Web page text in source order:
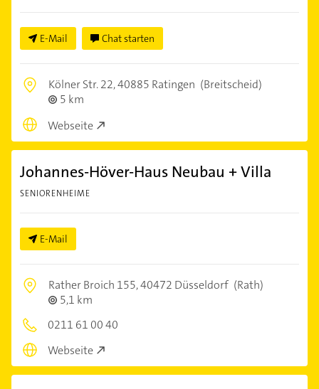
E-Mail Chat starten
Kölner Str. 22,40885 Ratingen (Breitscheid)
5 km
Webseite
Johannes-Höver-Haus Neubau + Villa
SENIORENHEIME
E-Mail
Rather Broich 155,40472 Düsseldorf (Rath)
5,1 km
0211 61 00 40
Webseite